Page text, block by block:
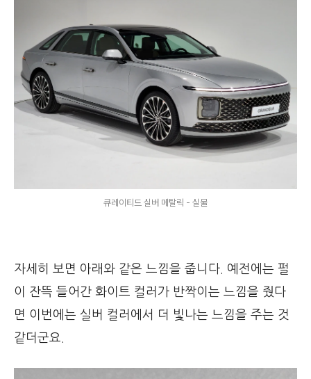
큐레이티드 실버 메탈릭 - 실물
자세히 보면 아래와 같은 느낌을 줍니다. 예전에는 펄
이 잔뜩 들어간 화이트 컬러가 반짝이는 느낌을 줬다
면 이번에는 실버 컬러에서 더 빛나는 느낌을 주는 것
같더군요.